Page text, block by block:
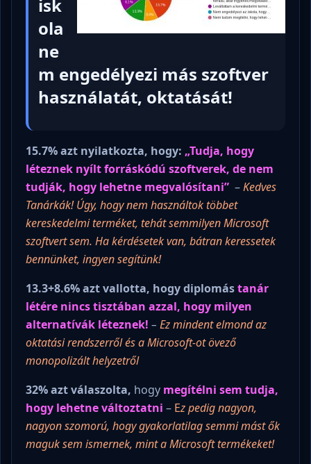
isk
ola
ne
m engedélyezi más szoftver
használatát, oktatását!
15.7% azt nyilatkozta, hogy: „Tudja, hogy
léteznek nyílt forráskódú szoftverek, de nem
tudják, hogy lehetne megvalósítani” –Kedves
Tanárkák! Úgy, hogy nem használtok többet
kereskedelmi terméket, tehát semmilyen Microsoft
szoftvert sem. Ha kérdésetek van, bátran keressetek
bennünket, ingyen segítünk!
13.3+8.6% azt vallotta, hogy diplomástanár
létére nincs tisztában azzal, hogy milyen
alternatívák léteznek! – Ez mindent elmond az
oktatási rendszerről és a Microsoft-ot övező
monopolizált helyzetről
32% azt válaszolta, hogy megítélni sem tudja,
hogy lehetne változtatni – Ez pedig nagyon,
nagyon szomorú, hogy gyakorlatilag semmi mást ők
maguk sem ismernek, mint a Microsoft termékeket!